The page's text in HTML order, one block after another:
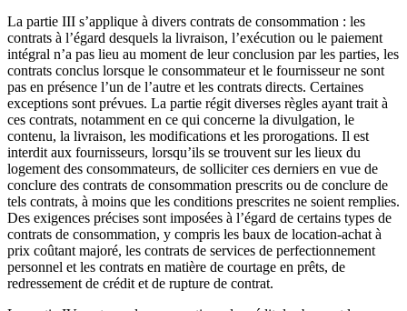
La partie III s’applique à divers contrats de consommation : les
contrats à l’égard desquels la livraison, l’exécution ou le paiement
intégral n’a pas lieu au moment de leur conclusion par les parties, les
contrats conclus lorsque le consommateur et le fournisseur ne sont
pas en présence l’un de l’autre et les contrats directs. Certaines
exceptions sont prévues. La partie régit diverses règles ayant trait à
ces contrats, notamment en ce qui concerne la divulgation, le
contenu, la livraison, les modifications et les prorogations. Il est
interdit aux fournisseurs, lorsqu’ils se trouvent sur les lieux du
logement des consommateurs, de solliciter ces derniers en vue de
conclure des contrats de consommation prescrits ou de conclure de
tels contrats, à moins que les conditions prescrites ne soient remplies.
Des exigences précises sont imposées à l’égard de certains types de
contrats de consommation, y compris les baux de location-achat à
prix coûtant majoré, les contrats de services de perfectionnement
personnel et les contrats en matière de courtage en prêts, de
redressement de crédit et de rupture de contrat.